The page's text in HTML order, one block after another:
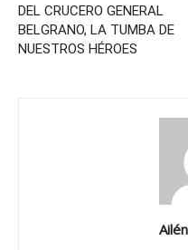
DEL CRUCERO GENERAL
BELGRANO, LA TUMBA DE
NUESTROS HÉROES